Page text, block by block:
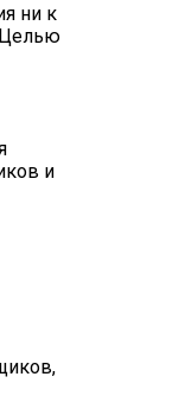
ни к
Целью
и